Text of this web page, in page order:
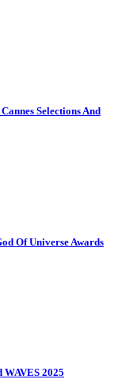
Selections And
Of Universe Awards
2025